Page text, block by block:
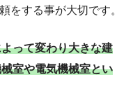
をする事が大切です。
って変わり大きな建
室や電気機械室とい